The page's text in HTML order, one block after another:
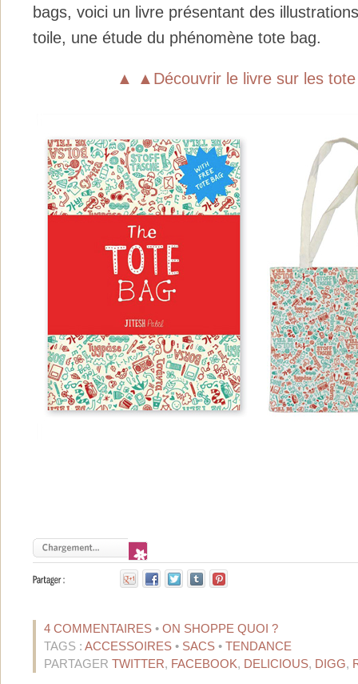
bags, voici un livre présentant des
toile, une étude du phénomène tote bag.
▲ ▲Découvrir le livre sur les
4 COMMENTAIRES • ON SHOPPE QUOI ?
TAGS : ACCESSOIRES • SACS • TENDANCE
PARTAGER TWITTER, FACEBOOK, DELICIOUS, DIGG,